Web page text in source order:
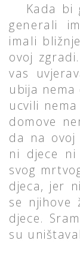
Kada bi
generali
imali
ovoj
vas
ubija nema
ucvili
domove
da na ovoj
ni djece
svog
djeca, jer
se njihove
djece.
su